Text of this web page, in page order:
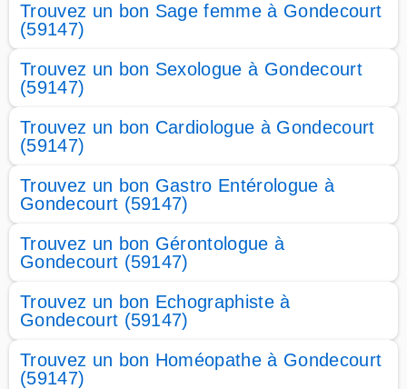
Trouvez un bon Sage femme à Gondecourt
(59147)
Trouvez un bon Sexologue à Gondecourt
(59147)
Trouvez un bon Cardiologue à Gondecourt
(59147)
Trouvez un bon Gastro Entérologue à
Gondecourt (59147)
Trouvez un bon Gérontologue à
Gondecourt (59147)
Trouvez un bon Echographiste à
Gondecourt (59147)
Trouvez un bon Homéopathe à Gondecourt
(59147)